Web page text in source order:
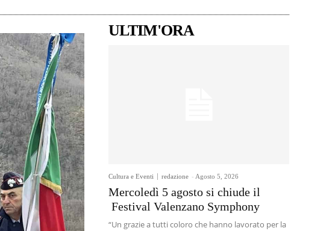
ULTIM'ORA
Cultura e Eventi redazione - Agosto 5, 2026
Mercoledì 5 agosto si chiude il
Festival Valenzano Symphony
“Un grazie a tutti coloro che hanno lavorato per la